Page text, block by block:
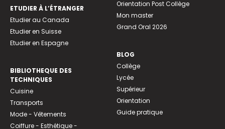
ETUDIER À L’ÉTRANGER
Etudier au Canada
Etudier en Suisse
Etudier en Espagne
BIBLIOTHEQUE DES
TECHNIQUES
Cuisine
Transports
Mode - Vêtements
Coiffure - Esthétique -
Orientation Post Collège
Mon master
Grand Oral 2026
BLOG
Collège
Lycée
Supérieur
Orientation
Guide pratique